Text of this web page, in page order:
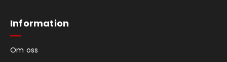
Information
Om oss